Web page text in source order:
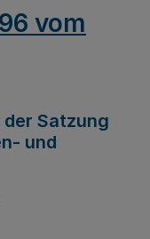
vom
Satzung
und